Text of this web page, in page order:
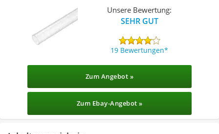
Unsere Bewertung:
SEHR GUT
19 Bewertungen
Zum Angebot »
Zum Ebay-Angebot »